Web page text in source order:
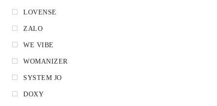
LOVENSE
ZALO
WE VIBE
WOMANIZER
SYSTEM JO
DOXY